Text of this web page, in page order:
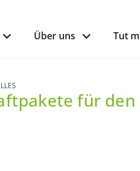
Über uns Tut
für den